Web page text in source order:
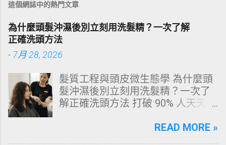
這個網誌中的熱門文章
為什麼頭髮沖濕後別立刻用洗髮精？一次了解
正確洗頭方法
- 7月 28, 2026
髮質工程與頭皮微生態學 為什麼頭
髮沖濕後別立刻用洗髮精？一次了
解正確洗頭方法 打破 90% 人天天在
構化思維，拆解頭皮清潔的物理與
READ MORE »